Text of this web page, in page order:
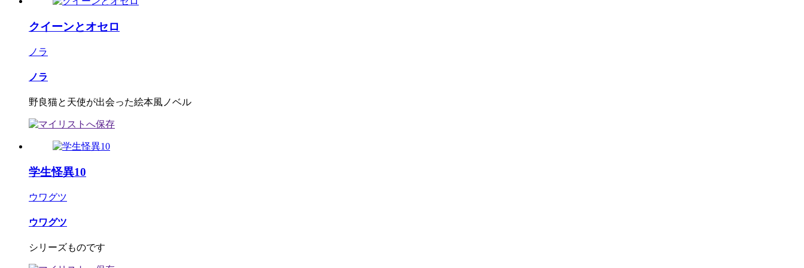
クイーンとオセロ
ノラ
ノラ
野良猫と天使が出会った絵本風ノベル
学生怪異10
ウワグツ
ウワグツ
シリーズものです